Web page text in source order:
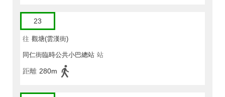
23
往 觀塘(雲漢街)
同仁街臨時公共小巴總站 站
距離 280m